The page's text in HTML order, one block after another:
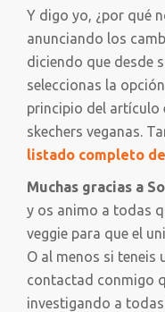
Y digo yo, ¿por qué
anunciando los
diciendo que desde
seleccionas la
principio del artículo
skechers veganas.
listado completo
Muchas gracias a
y os animo a todas
veggie para que el
O al menos si teneis
contactad conmigo
investigando a